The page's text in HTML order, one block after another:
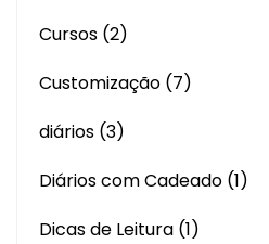
Cursos (2)
Customização (7)
diários (3)
Diários com Cadeado (1)
Dicas de Leitura (1)